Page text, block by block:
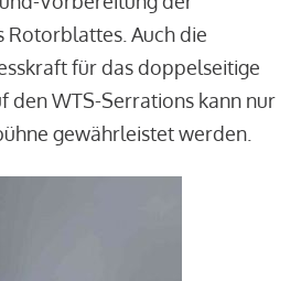
Rotorblattes. Auch die
für das doppelseitige
den WTS-Serrations kann nur
gewährleistet werden.